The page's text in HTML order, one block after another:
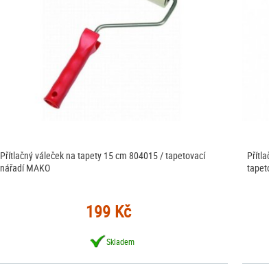
Přítlačný váleček na tapety 15 cm 804015 / tapetovací
nářadí MAKO
199 Kč
Skladem